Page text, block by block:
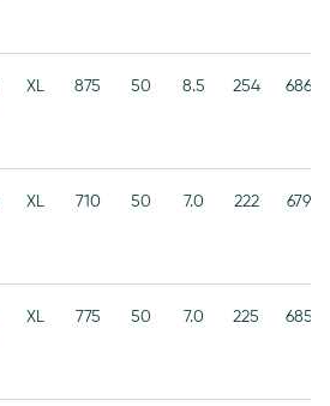
XL 875 50 8.5 254 686
XL 710 50 7.0 222 679
XL 775 50 7.0 225 685